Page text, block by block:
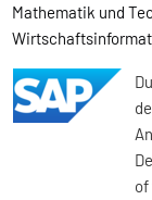
Mathematik und
of